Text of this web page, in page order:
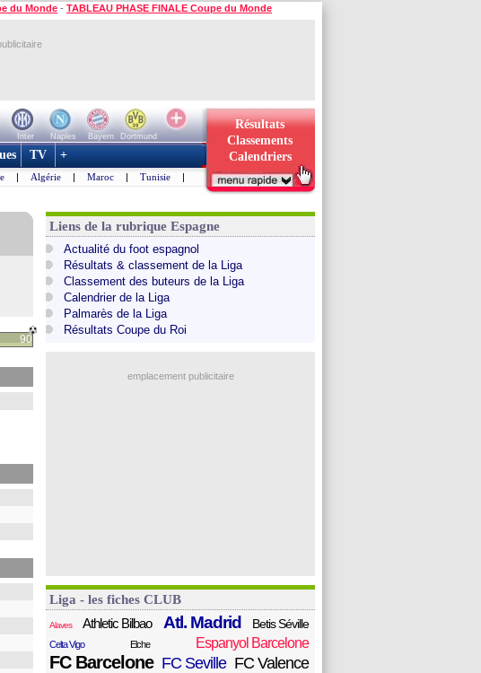
du Monde - TABLEAU PHASE FINALE Coupe du Monde
Inter Naples Bayern
Dortmund
Résultats
Classements
Calendriers
TV +
| Algérie | Maroc | Tunisie |
90
Liens de la rubrique Espagne
Actualité du foot espagnol
Résultats & classement de la Liga
Classement des buteurs de la Liga
Calendrier de la Liga
Palmarès de la Liga
Résultats Coupe du Roi
emplacement publicitaire
Liga - les fiches CLUB
Alaves Athletic Bilbao Atl. Madrid Betis Séville
Celta Vigo Elche Espanyol Barcelone
FC Barcelone FC Seville FC Valence